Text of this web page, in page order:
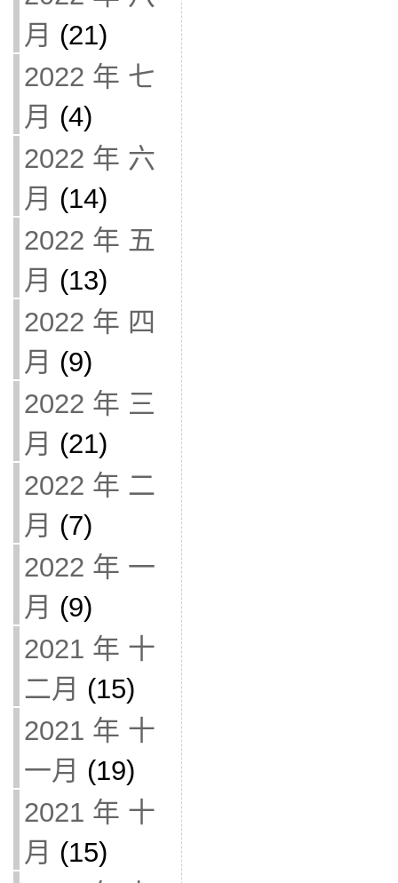
月 (21)
2022 年 七
月 (4)
2022 年 六
月 (14)
2022 年 五
月 (13)
2022 年 四
月 (9)
2022 年 三
月 (21)
2022 年 二
月 (7)
2022 年 一
月 (9)
2021 年 十
二月 (15)
2021 年 十
一月 (19)
2021 年 十
月 (15)